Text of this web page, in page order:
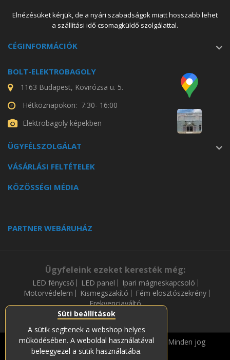
Süti beállítások
A sütik segítenek a webshop helyes
működésében. A weboldal használatával
beleegyezel a sütik használatába.
Elnézésüket kérjük, de a nyári szabadságok miatt hosszabb lehet
a szállítási idő csomagküldő szolgálattal.
CÉGINFORMÁCIÓK
BOLT-ELEKTROBAGOLY
1163 Budapest, Kövirózsa u. 5.
Hétköznapokon: 7:30- 16:00
Elektrobagoly képekben
ÜGYFÉLSZOLGÁLAT
VÁSÁRLÁSI FELTÉTELEK
KÖZÖSSÉGI MÉDIA
PARTNER WEBÁRUHÁZ
Ügyfeleink ezeket keresték még:
LED fénycső LED panel
Ipari mágneskapcsoló
Motorvédelem
Kismegszakító
Fém elosztószekrény
Frekvenciaváltó
Copyright © 2019-2023 Soós és Társa Zrt. Minden jog